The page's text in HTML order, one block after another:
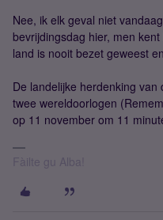
Nee, ik elk geval niet
bevrijdingsdag hier, men
land is nooit bezet geweest
De landelijke herdenking
twee wereldoorlogen
op 11 november om 11
Fàilte gu Alba!